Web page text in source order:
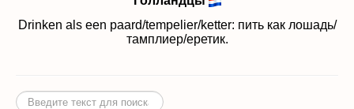
Drinken als een paard/tempelier/ketter: пить как лошадь/
тамплиер/еретик.
Искать...